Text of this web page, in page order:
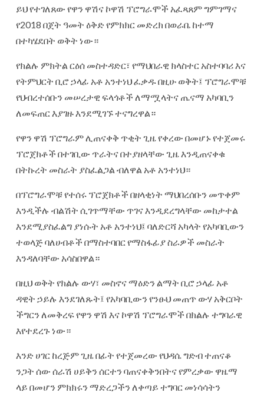
ይህ የተገለጸው የዋን ዋሽና ኮዋሽ ፕሮግራሞች አፈጻጸም ግምገማና
የ2018 በጀት ዓመት ዕቅድ የምክክር መድረክ በወራቤ ከተማ
በተካሄደበት ወቅት ነው።
የክልሉ ምክትል ርዕሰ መስተዳድር፣ የማህበራዊ ክላስተር አስተባባሪ እና
የትምህርት ቢሮ ኃላፊ አቶ አንተነህ ፈቃዱ በዚሁ ወቅት፤ ፕሮግራሞቹ
የህብረተሰቡን መሠረታዊ ፍላጎቶች ለማሟላትና ጤናማ አካባቢን
ለመፍጠር እያገዙ እንደሚገኙ ተናግረዋል።
የዋን ዋሽ ፕሮግራም ሊጠናቀቅ ጥቂት ጊዜ የቀረው በመሆኑ የተጀመሩ
ፕሮጀክቶች በተገቢው ጥራትና በተያዘላቸው ጊዜ እንዲጠናቀቁ
በትኩረት መስራት ያስፈልጋል ብለዋል አቶ አንተነህ።
በፕሮግራሞቹ የተሰሩ ፕሮጀክቶች በዘላቂነት ማህበረሰቡን መጥቀም
እንዲችሉ ብልሽት ሲገጥማቸው ጥገና እንዲደረግላቸው መከታተል
እንደሚያስፈልግ ያነሱት አቶ አንተነህ፤ ባለድርሻ አካላት የአካባቢውን
ተወላጅ ባለሀብቶች በማስተባበር የማስፋፊያ ስራዎች መስራት
እንዳለባቸው አሳስበዋል።
በዚህ ወቅት የክልሉ ውሃ፣ መስኖና ማዕድን ልማት ቢሮ ኃላፊ አቶ
ዳዊት ኃይሉ እንደገለጹት፤ የአካባቢውን የንፁህ መጠጥ ውሃ አቅርቦት
ችግርን ለመቅረፍ የዋን ዋሽ እና ኮዋሽ ፕሮግራሞች በክልሉ ተግባራዊ
እየተደረጉ ነው።
እንድ ሀገር ከረጅም ጊዜ በፊት የተጀመረው የህዳሴ ግድብ ተጠናቆ
ንጋት ሰው ሰራሽ ሀይቅን ሰርተን ባጠናቀቅንበትና የምረቃው ዋዜማ
ላይ በመሆን ምክክሩን ማድረጋችን ለቀጣይ ተግባር መነሳሳትን